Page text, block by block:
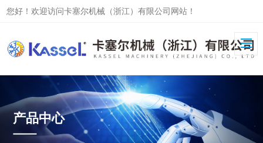
您好！欢迎访问卡塞尔机械（浙江）有限公司网站！
产品中心